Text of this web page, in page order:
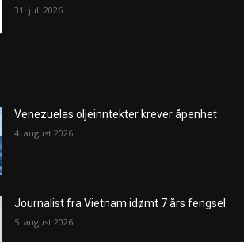
31. juli 2026
Venezuelas oljeinntekter krever åpenhet
4. august 2026
Journalist fra Vietnam idømt 7 års fengsel
5. august 2026